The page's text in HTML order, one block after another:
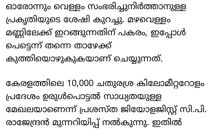
ഓരോന്നും വെള്ളം സംഭരിച്ചുനിർത്താനുള്ള
പ്രകൃതിയുടെ ശേഷി കുറച്ചു. മഴവെള്ളം
മണ്ണിലേക്ക് ഇറങ്ങുന്നതിന് പകരം, ഇപ്പോൾ
പെട്ടെന്ന് തന്നെ താഴേക്ക്
കുത്തിയൊഴുകുകയാണ് ചെയ്യുന്നത്.
കേരളത്തിലെ 10,000 ചതുരശ്ര കിലോമീറ്ററോളം
പ്രദേശം ഉരുൾപൊട്ടൽ സാധ്യതയുള്ള
മേഖലയാണെന്ന് പ്രശസ്ത ജിയോളജിസ്റ്റ് സി.പി.
രാജേന്ദ്രൻ മുന്നറിയിപ്പ് നൽകുന്നു. ഇതിൽ